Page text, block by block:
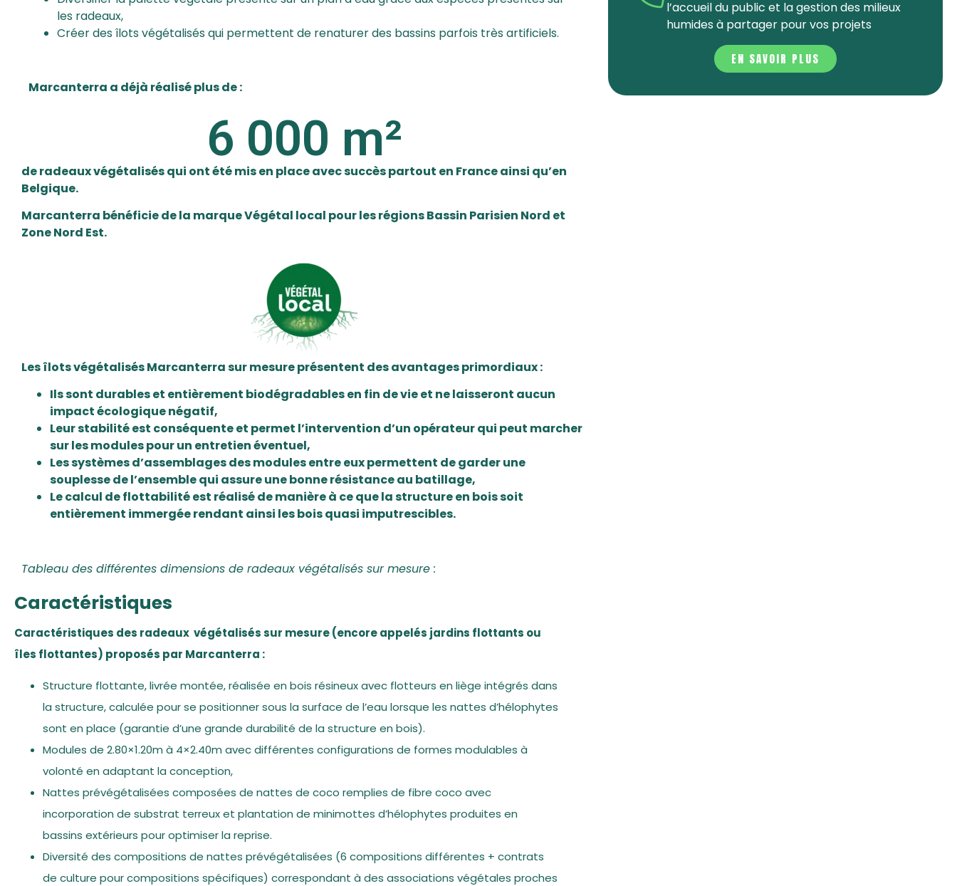
les radeaux,
Créer des îlots végétalisés qui permettent de renaturer des bassins parfois très artificiels.
Marcanterra a déjà réalisé plus de :
6 000 m²
de radeaux végétalisés qui ont été mis en place avec succès partout en France ainsi qu’en
Belgique.
Marcanterra bénéficie de la marque Végétal local pour les régions Bassin Parisien Nord et
Zone Nord Est.
Les îlots végétalisés Marcanterra sur mesure présentent des avantages primordiaux :
Ils sont durables et entièrement biodégradables en fin de vie et ne laisseront aucun
impact écologique négatif,
Leur stabilité est conséquente et permet l’intervention d’un opérateur qui peut marcher
sur les modules pour un entretien éventuel,
Les systèmes d’assemblages des modules entre eux permettent de garder une
souplesse de l’ensemble qui assure une bonne résistance au batillage,
Le calcul de flottabilité est réalisé de manière à ce que la structure en bois soit
entièrement immergée rendant ainsi les bois quasi imputrescibles.
Tableau des différentes dimensions de radeaux végétalisés sur mesure :
Caractéristiques
Caractéristiques des radeaux végétalisés sur mesure (encore appelés jardins flottants ou
îles flottantes) proposés par Marcanterra :
Structure flottante, livrée montée, réalisée en bois résineux avec flotteurs en liège intégrés dans
la structure, calculée pour se positionner sous la surface de l’eau lorsque les nattes d’hélophytes
sont en place (garantie d’une grande durabilité de la structure en bois).
Modules de 2.80×1.20m à 4×2.40m avec différentes configurations de formes modulables à
volonté en adaptant la conception,
Nattes prévégétalisées composées de nattes de coco remplies de fibre coco avec
incorporation de substrat terreux et plantation de minimottes d’hélophytes produites en
bassins extérieurs pour optimiser la reprise.
Diversité des compositions de nattes prévégétalisées (6 compositions différentes + contrats
de culture pour compositions spécifiques) correspondant à des associations végétales proches
l’accueil du public et la gestion des milieux
humides à partager pour vos projets
EN SAVOIR PLUS